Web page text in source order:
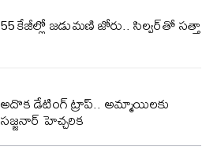
55 కేజీల్లో జడుమణి జోరు.. సిల్వర్‌తో సత్తా
అదొక డేటింగ్ ట్రాప్.. అమ్మాయిలకు
సజ్జనార్ హెచ్చరిక